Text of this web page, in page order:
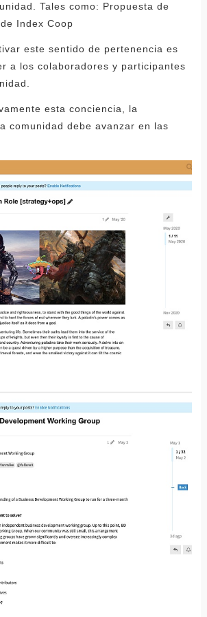
Tales como: Propuesta de
Index Coop
este sentido de pertenencia es
a los colaboradores y participantes
esta conciencia, la
comunidad debe avanzar en las